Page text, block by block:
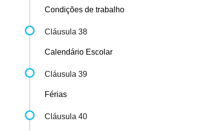
Condições de trabalho
Cláusula 38
Calendário Escolar
Cláusula 39
Férias
Cláusula 40